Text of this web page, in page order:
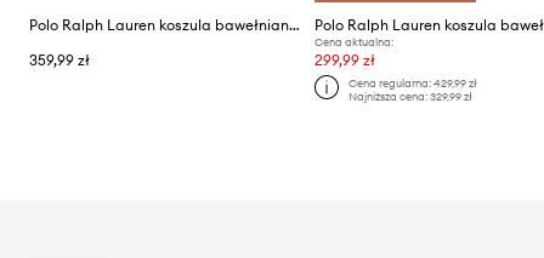
Polo Ralph Lauren koszula bawełniana dziecięca
359,99 zł
Cena aktualna:
299,99 zł
Cena regularna: 429,99 zł
Najniższa cena: 329,99 zł